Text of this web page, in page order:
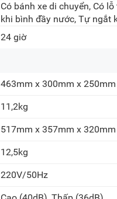
Có bánh xe di chuyển, Có
khi bình đầy nước, Tự ngắt
24 giờ
463mm x 300mm x 250mm
11,2kg
517mm x 357mm x 320mm
12,5kg
220V/50Hz